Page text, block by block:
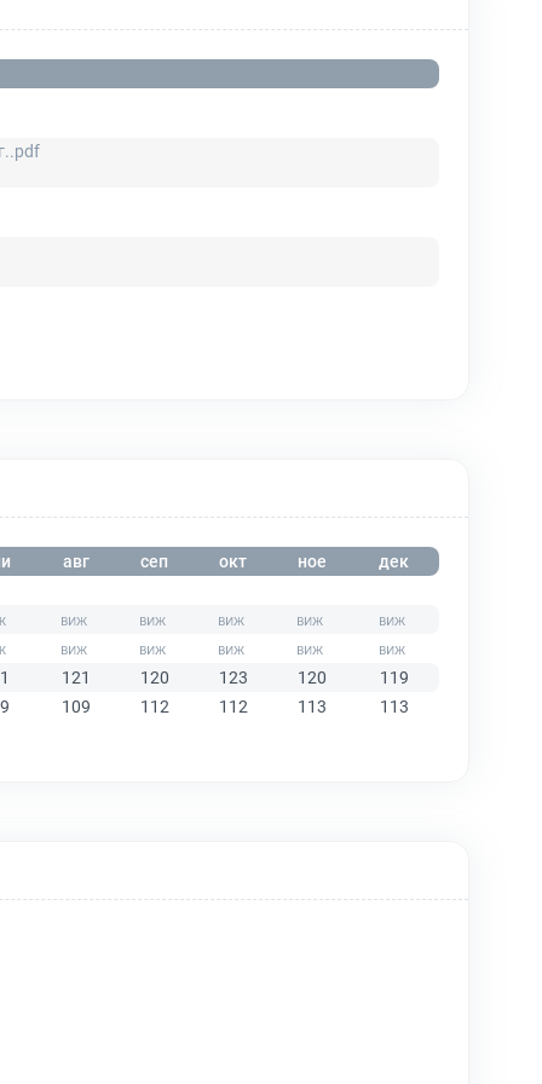
авг сеп окт ное дек
121 120 123 120
119
109 112 112 113 113